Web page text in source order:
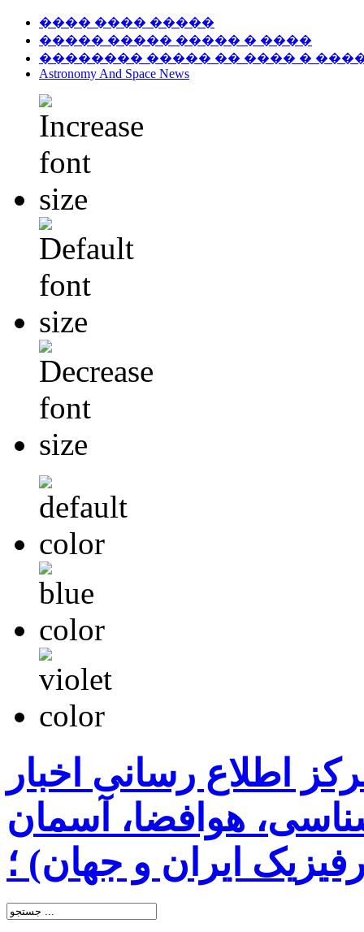
���� ���� �����
����� ����� ����� � ����
�������� ����� �� ���� �
Astronomy And Space News
اطلاع رسانی اخبار
هوافضا، آسمان
ایران و جهان) ؛